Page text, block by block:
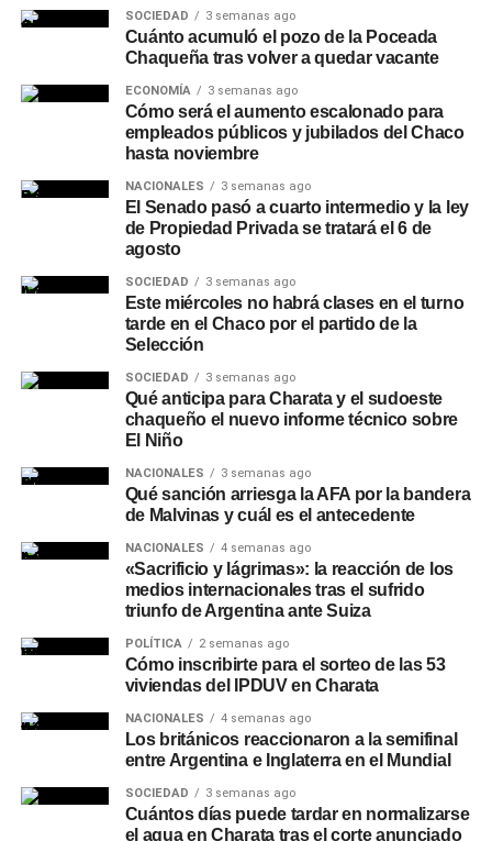
Además del Préstamo Express, la plataforma ofrece el
Préstamo Inmediato, con montos de hasta
$15.000.000, plazos de hasta 24 meses y tasa fija, y el
Préstamo Anticipo en 3 cuotas , pensado para
necesidades puntuales de corto plazo. Para el sector
privado, el Préstamo +Profesionales permite acceder
fija, mientras que la línea +Comercios está destinada a
comercios adheridos a Unicobros, con montos de hasta
$30.000.000, libre destino y gestión 100% online. A estas
opciones se suman otras líneas de gestión presencial,
como la consolidación de deudas yTu Préstamo en 36
, para financiar compras en comercios adheridos
de rubros como construcción, turismo, motos, bicicletas,
hogar y náutica.
Recomendaciones de
seguridad
Desde la entidad remarcaron que NBCH nunca solicita a
sus clientes realizar simulaciones de préstamos, cambios
de contraseñas, instalación de aplicaciones o
transferencias de dinero, y recomendaron operar siempre
verificado 3624161290o las redes sociales oficiales de
SOCIEDAD 3 semanas ago
Cuánto acumuló el pozo de la Poceada
Chaqueña tras volver a quedar vacante
ECONOMÍA 3 semanas ago
Cómo será el aumento escalonado para
empleados públicos y jubilados del Chaco
hasta noviembre
NACIONALES 3 semanas ago
El Senado pasó a cuarto intermedio y la ley
de Propiedad Privada se tratará el 6 de
agosto
SOCIEDAD 3 semanas ago
Este miércoles no habrá clases en el turno
tarde en el Chaco por el partido de la
Selección
SOCIEDAD 3 semanas ago
Qué anticipa para Charata y el sudoeste
chaqueño el nuevo informe técnico sobre
El Niño
NACIONALES 3 semanas ago
Qué sanción arriesga la AFA por la bandera
de Malvinas y cuál es el antecedente
NACIONALES 4 semanas ago
«Sacrificio y lágrimas»: la reacción de los
medios internacionales tras el sufrido
triunfo de Argentina ante Suiza
POLÍTICA 2 semanas ago
Cómo inscribirte para el sorteo de las 53
viviendas del IPDUV en Charata
NACIONALES 4 semanas ago
Los británicos reaccionaron a la semifinal
entre Argentina e Inglaterra en el Mundial
SOCIEDAD 3 semanas ago
Cuántos días puede tardar en normalizarse
el agua en Charata tras el corte anunciado